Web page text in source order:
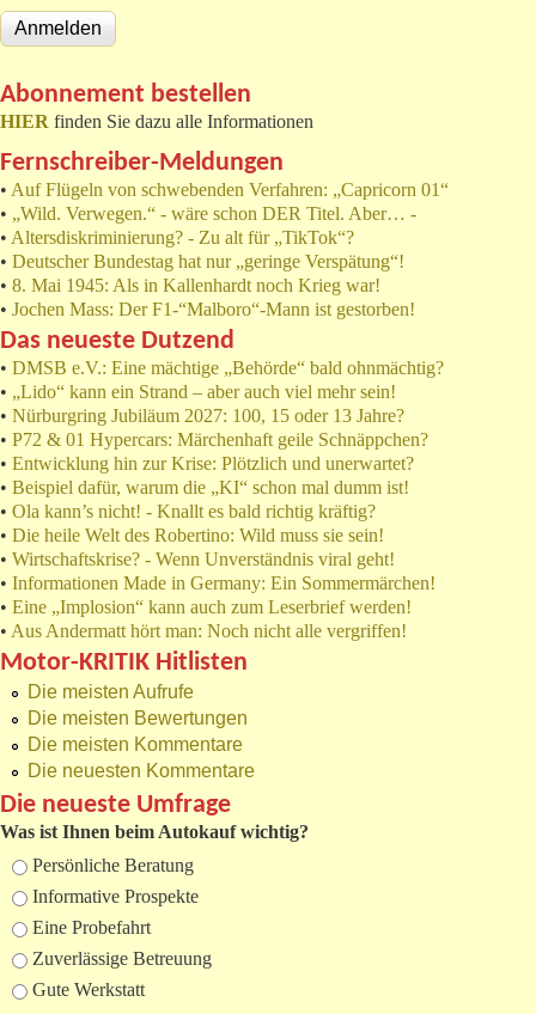
Abonnement bestellen
HIER finden Sie dazu alle Informationen
Fernschreiber-Meldungen
• Auf Flügeln von schwebenden Verfahren: „Capricorn 01“
• „Wild. Verwegen.“ - wäre schon DER Titel. Aber… -
• Altersdiskriminierung? - Zu alt für „TikTok“?
• Deutscher Bundestag hat nur „geringe Verspätung“!
• 8. Mai 1945: Als in Kallenhardt noch Krieg war!
• Jochen Mass: Der F1-“Malboro“-Mann ist gestorben!
Das neueste Dutzend
• DMSB e.V.: Eine mächtige „Behörde“ bald ohnmächtig?
• „Lido“ kann ein Strand – aber auch viel mehr sein!
• Nürburgring Jubiläum 2027: 100, 15 oder 13 Jahre?
• P72 & 01 Hypercars: Märchenhaft geile Schnäppchen?
• Entwicklung hin zur Krise: Plötzlich und unerwartet?
• Beispiel dafür, warum die „KI“ schon mal dumm ist!
• Ola kann’s nicht! - Knallt es bald richtig kräftig?
• Die heile Welt des Robertino: Wild muss sie sein!
• Wirtschaftskrise? - Wenn Unverständnis viral geht!
• Informationen Made in Germany: Ein Sommermärchen!
• Eine „Implosion“ kann auch zum Leserbrief werden!
• Aus Andermatt hört man: Noch nicht alle vergriffen!
Motor-KRITIK Hitlisten
Die meisten Aufrufe
Die meisten Bewertungen
Die meisten Kommentare
Die neuesten Kommentare
Die neueste Umfrage
Was ist Ihnen beim Autokauf wichtig?
Auswahlmöglichkeiten
Persönliche Beratung
Informative Prospekte
Eine Probefahrt
Zuverlässige Betreuung
Gute Werkstatt